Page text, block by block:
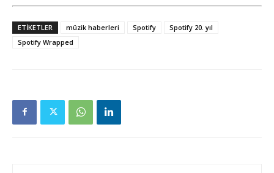
ETIKETLER müzik haberleri Spotify
Spotify 20. yıl
Spotify Wrapped